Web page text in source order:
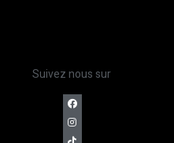
Suivez nous sur